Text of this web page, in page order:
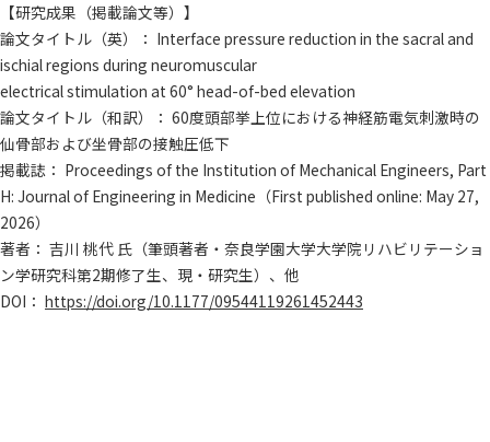
【研究成果（掲載論文等）】
論文タイトル（英）： Interface pressure reduction in the sacral and
ischial regions during neuromuscular
electrical stimulation at 60° head-of-bed elevation
論文タイトル（和訳）： 60度頭部挙上位における神経筋電気刺激時の
仙骨部および坐骨部の接触圧低下
掲載誌： Proceedings of the Institution of Mechanical Engineers, Part
H: Journal of Engineering in Medicine（First published online: May 27,
2026）
著者： 吉川 桃代 氏（筆頭著者・奈良学園大学大学院リハビリテーショ
ン学研究科第2期修了生、現・研究生）、他
DOI： https://doi.org/10.1177/09544119261452443